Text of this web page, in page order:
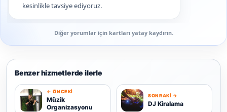
kesinlikle tavsiye ediyoruz.
Diğer yorumlar için kartları yatay kaydırın.
Benzer hizmetlerde ilerle
M
← ÖNCEKI
Müzik
Organizasyonu
D SONRAKI →
DJ Kiralama